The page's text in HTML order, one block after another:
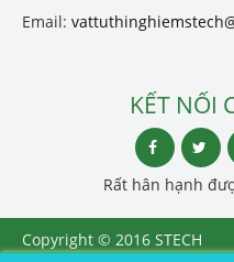
Email:
KẾT NỐI
Rất hân hạnh
Copyright © 2016 STECH